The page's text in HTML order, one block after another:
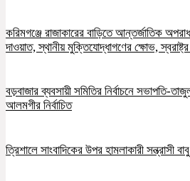
করিমগঞ্জে রাজাকারের বাড়িতে আন্তর্জাতিক
দাওয়াত, স্থানীয় মুক্তিযোদ্ধাগণের ক্ষোভ,
বড়বাজার ব্যবসায়ী সমিতির নির্বাচনে সভাপতি-
আলমগীর নির্বাচিত
ত্রিশালে সাংবাদিকের উপর হামলাকারী সন্ত্রাসী